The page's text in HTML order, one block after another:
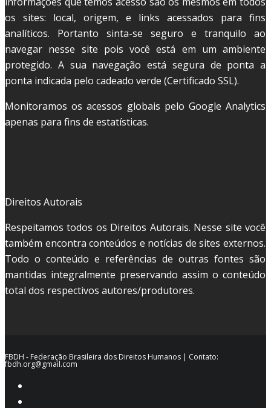
os sites: local, origem, e links acessados para fins
analíticos. Portanto sinta-se seguro e tranquilo ao
navegar nesse site pois você está em um ambiente
protegido. A sua navegação está segura de ponta a
ponta indicada pelo cadeado verde (Certificado SSL).
Monitoramos os acessos globais pelo Google Analytics
apenas para fins de estatísticas.
Direitos Autorais
Respeitamos todos os Direitos Autorais. Nesse site você
também encontra conteúdos e notícias de sites externos.
Todo o conteúdo e referências de outras fontes são
mantidas integralmente preservando assim o conteúdo
total dos respectivos autores/produtores.
FBDH - Federação Brasileira dos Direitos Humanos | Contato:
fbdh.org@gmail.com